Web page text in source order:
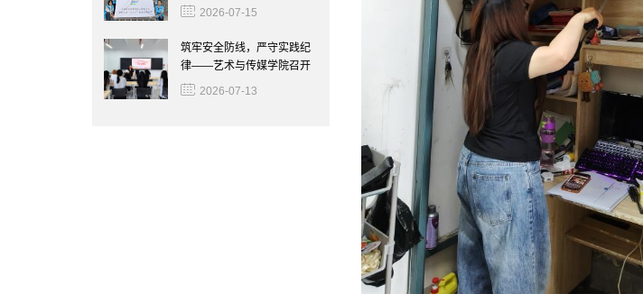
动暑期社会实践调研
2026-07-15
筑牢安全防线，严守实践纪
律——艺术与传媒学院召开
2026年暑期“三下乡”社会实
2026-07-13